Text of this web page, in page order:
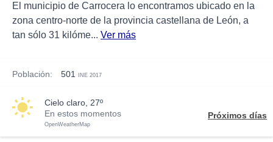
El municipio de Carrocera lo encontramos ubicado en la
zona centro-norte de la provincia castellana de León, a
tan sólo 31 kilóme... Ver más
Población: 501 INE 2017
cielo claro, 27º
En estos momentos
OpenWeatherMap
Próximos días